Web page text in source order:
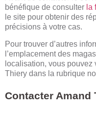
bénéfique de consulter la
le site pour obtenir des
précisions à votre cas.
Pour trouver d’autres
l’emplacement des
localisation, vous pouvez
Thiery dans la rubrique
Contacter